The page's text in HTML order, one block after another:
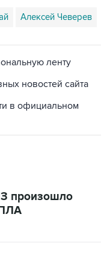
Алексей Чеверев
ленту
новостей сайта
в официальном
произошло